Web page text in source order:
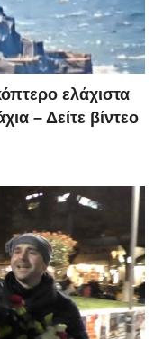
ελάχιστα
– Δείτε βίντεο